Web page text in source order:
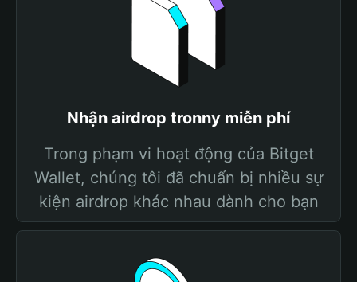
Nhận airdrop tronny miễn phí
Trong phạm vi hoạt động của Bitget
Wallet, chúng tôi đã chuẩn bị nhiều sự
kiện airdrop khác nhau dành cho bạn